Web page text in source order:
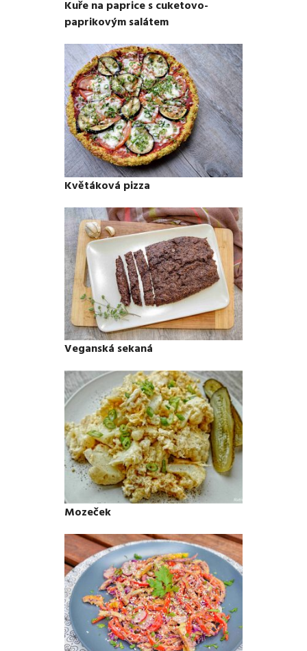
Kuře na paprice s cuketovo-
paprikovým salátem
Květáková pizza
Veganská sekaná
Mozeček